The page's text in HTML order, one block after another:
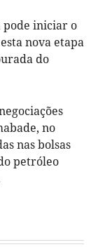
pode iniciar o
nova etapa
do
no
nas bolsas
petróleo